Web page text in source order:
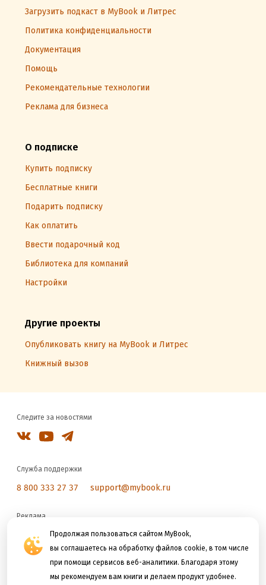
Продолжая пользоваться сайтом MyBook,
вы соглашаетесь на обработку файлов cookie, в том числе
при помощи сервисов веб-аналитики. Благодаря этому
мы рекомендуем вам книги и делаем продукт удобнее.
Загрузить подкаст в MyBook и Литрес
Политика конфиденциальности
Документация
Помощь
Рекомендательные технологии
Реклама для бизнеса
О подписке
Купить подписку
Бесплатные книги
Подарить подписку
Как оплатить
Ввести подарочный код
Библиотека для компаний
Настройки
Другие проекты
Опубликовать книгу на MyBook и Литрес
Книжный вызов
Следите за новостями
Служба поддержки
8 800 333 27 37 support@mybook.ru
Реклама
reklama@litres.ru
Мы принимаем к оплате